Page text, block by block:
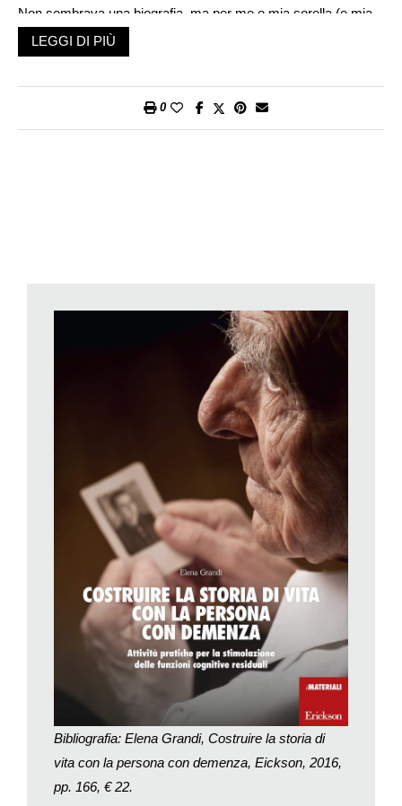
Non sembrava una biografia, ma per me e mia sorella (e mia
cugina e persino mia mamma) questo quadernetto con la
scrittura tremolante che saltava di palo in frasca è diventato un
Elena Grandi, messo su un tavolo in biblioteca tra le novità, ha
concreto, stimoliamo la memoria con fotografie, documenti,
oggetti conosciuti e tutto ciò che racconta una vita e poi
creiamo insieme a loro l’album o la scatola che conterrà questi
Sono anni che Elena Grandi costruisce album autobiografici
insieme ai suoi pazienti. «È molto emozionante quando le
persone ti danno in mano la loro vita, ti fanno confidenze, ti
raccontano i dolori. Sono frammenti di storia che bisogna
raccogliere con molto rispetto e amore. Chiunque può
accompagnare l’anziano in questo percorso, non solo i
professionisti. L’attività è utile per la manualità della persona
coinvolta, per stimolare la sua capacità di ricordare, per
conservare i ricordi passati e presenti, per rispecchiarsi e
trovarvi le proprie radici e infine anche per la memoria positiva
dei parenti che potranno serbare il frutto di tale lavoro. In
questo album la persona potrà rileggere e vedere ciò che è
stata, cosa ha fatto, da dove viene e cosa sta facendo.».
Il manuale presenta anche molti altri tipi di attività, dalla
costruzione di una bambola con i vestiti del proprio nipotino a
quella dei festoni per Carnevale, ma qui ci interessa soprattutto
raccontare della raccolta autobiografica. Elena Grandi propone
un possibile svolgimento dell’attività in modo dettagliato, anche
se poi l’operatore la svilupperà a seconda della sua sensibilità,
LEGGI DI PIÙ
0
Bibliografia: Elena Grandi, Costruire la storia di
vita con la persona con demenza, Eickson, 2016,
pp. 166, € 22.